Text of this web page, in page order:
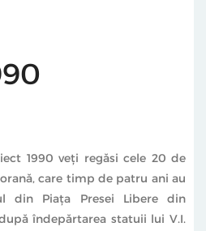
1990 veţi regăsi cele 20 de
care timp de patru ani au
din Piaţa Presei Libere din
îndepărtarea statuii lui V.I.